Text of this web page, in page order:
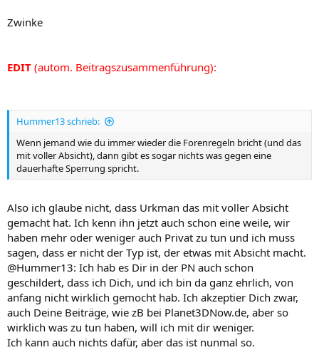
Zwinke
EDIT (autom. Beitragszusammenführung):
Hummer13 schrieb:
Wenn jemand wie du immer wieder die Forenregeln bricht (und das
mit voller Absicht), dann gibt es sogar nichts was gegen eine
dauerhafte Sperrung spricht.
Also ich glaube nicht, dass Urkman das mit voller Absicht
gemacht hat. Ich kenn ihn jetzt auch schon eine weile, wir
haben mehr oder weniger auch Privat zu tun und ich muss
sagen, dass er nicht der Typ ist, der etwas mit Absicht macht.
@Hummer13: Ich hab es Dir in der PN auch schon
geschildert, dass ich Dich, und ich bin da ganz ehrlich, von
anfang nicht wirklich gemocht hab. Ich akzeptier Dich zwar,
auch Deine Beiträge, wie zB bei Planet3DNow.de, aber so
wirklich was zu tun haben, will ich mit dir weniger.
Ich kann auch nichts dafür, aber das ist nunmal so.